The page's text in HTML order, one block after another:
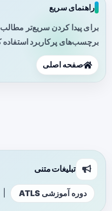
راهنمای سریع
برای پیدا کردن سریع‌تر
برچسب‌های پرکاربرد استفاده
صفحه اصلی
تبلیغات متنی
دوره آموزشی ATLS